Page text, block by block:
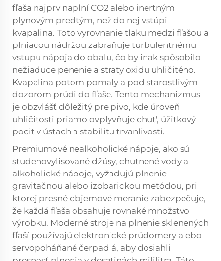
fľaša najprv naplní CO2 alebo inertným
plynovým predtým, než do nej vstúpi
kvapalina. Toto vyrovnanie tlaku medzi fľašou a
plniacou nádržou zabraňuje turbulentnému
vstupu nápoja do obalu, čo by inak spôsobilo
nežiaduce penenie a straty oxidu uhličitého.
Kvapalina potom pomaly a pod starostlivým
dozorom prúdi do fľaše. Tento mechanizmus
je obzvlášť dôležitý pre pivo, kde úroveň
uhličitosti priamo ovplyvňuje chut', úžitkový
pocit v ústach a stabilitu trvanlivosti.
Premiumové nealkoholické nápoje, ako sú
studenovylisované džúsy, chutnené vody a
alkoholické nápoje, vyžadujú plnenie
gravitačnou alebo izobarickou metódou, pri
ktorej presné objemové meranie zabezpečuje,
že každá fľaša obsahuje rovnaké množstvo
výrobku. Moderné stroje na plnenie sklenených
fľaší používajú elektronické prúdomery alebo
servopoháňané čerpadlá, aby dosiahli